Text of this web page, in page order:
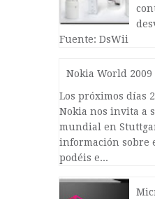
Fuente: DsWii
Nokia World 2009
Los próximos días
Nokia nos invita a
mundial en
información sobre
podéis e...